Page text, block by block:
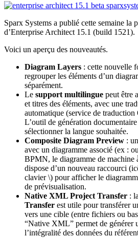
Sparx Systems a publié cette semaine la
d’Enterprise Architect 15.1 (build 1521).
Voici un aperçu des nouveautés.
Diagram Layers : cette nouvelle
regrouper les éléments d’un
séparément.
Le support multilingue peut être
et titres des éléments, avec une
automatique (service de
L’outil de génération
sélectionner la langue souhaitée.
Composite Diagram Preview :
avec un diagramme associé (ex :
BPMN, le diagramme de machine
dispose d’un nouveau raccourci
clavier \) pour afficher le
de prévisualisation.
Native XML Project Transfer :
Transfer est utile pour transférer
vers une cible (entre fichiers ou
“Native XML” permet de
l’intégralité des données du